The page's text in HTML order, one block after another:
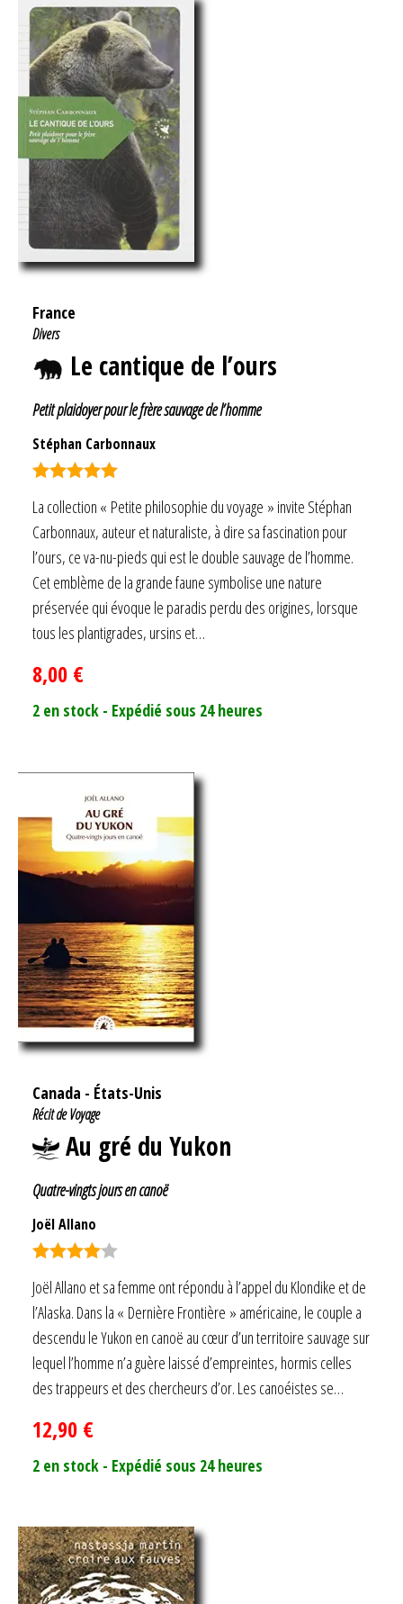
France
Divers
Le cantique de l’ours
Petit plaidoyer pour le frère sauvage de l’homme
Stéphan Carbonnaux
La collection « Petite philosophie du voyage » invite Stéphan
Carbonnaux, auteur et naturaliste, à dire sa fascination pour
l’ours, ce va-nu-pieds qui est le double sauvage de l’homme.
Cet emblème de la grande faune symbolise une nature
préservée qui évoque le paradis perdu des origines, lorsque
tous les plantigrades, ursins et…
8,00 €
2 en stock - Expédié sous 24 heures
Canada - États-Unis
Récit de Voyage
Au gré du Yukon
Quatre-vingts jours en canoë
Joël Allano
sur 5
Joël Allano et sa femme ont répondu à l’appel du Klondike et de
l’Alaska. Dans la « Dernière Frontière » américaine, le couple a
descendu le Yukon en canoë au cœur d’un territoire sauvage sur
lequel l’homme n’a guère laissé d’empreintes, hormis celles
des trappeurs et des chercheurs d’or. Les canoéistes se…
12,90 €
2 en stock - Expédié sous 24 heures